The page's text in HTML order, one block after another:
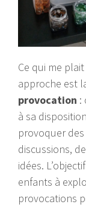
Ce qui me
approche est
provocation :
à sa
provoquer
discussions,
idées.
enfants à
provocations